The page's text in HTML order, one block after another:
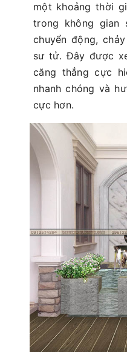
một khoảng thời
trong không gian
chuyển động,
sư tử. Đây được
căng thẳng cực
nhanh chóng và
cực hơn.